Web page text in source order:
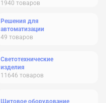
1940 товаров
Решения для
автоматизации
49 товаров
Светотехнические
изделия
11646 товаров
Щитовое оборудование